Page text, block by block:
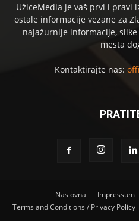
UžiceMedia je vaš prvi i pravi
ostale informacije vezane za
najažurnije informacije,
mesta
Kontaktirajte nas:
Naslovna Impressum
Terms and Conditions / Privacy Policy